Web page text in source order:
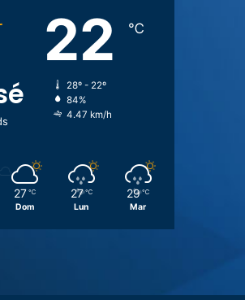
22 ℃
28º - 22º
84%
4.47 km/h
27 ℃
Dom
27 ℃
Lun
29 ℃
Mar